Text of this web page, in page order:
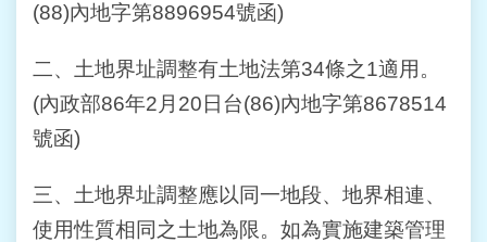
(88)內地字第8896954號函)
二、土地界址調整有土地法第34條之1適用。
(內政部86年2月20日台(86)內地字第8678514
號函)
三、土地界址調整應以同一地段、地界相連、
使用性質相同之土地為限。如為實施建築管理